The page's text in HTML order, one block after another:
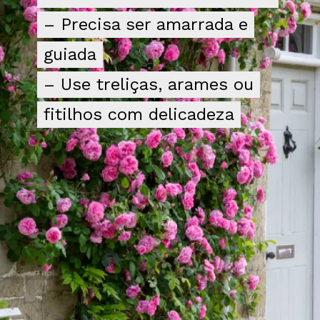
– Precisa ser amarrada e
guiada
– Use treliças, arames ou
fitilhos com delicadeza
– Precisa ser amarrada e
guiada
– Use treliças, arames ou
fitilhos com delicadeza